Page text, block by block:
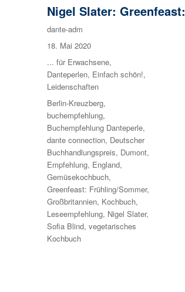
Nigel Slater:
Autor
dante-adm
Veröffentlicht
am
18. Mai 2020
Kategorien
... für Erwachsene,
Danteperlen, Einfach schön!,
Leidenschaften
Schlagwörter
Berlin-Kreuzberg,
buchempfehlung,
Buchempfehlung Danteperle,
dante connection, Deutscher
Buchhandlungspreis, Dumont,
Empfehlung, England,
Gemüsekochbuch,
Greenfeast: Frühling/Sommer,
Großbritannien, Kochbuch,
Leseempfehlung, Nigel Slater,
Sofia Blind,vegetarisches
Kochbuch